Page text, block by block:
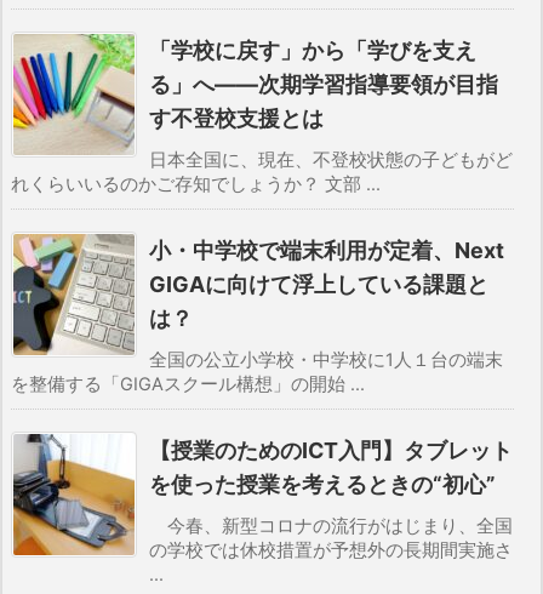
「学校に戻す」から「学びを支え
る」へ――次期学習指導要領が目指
す不登校支援とは
日本全国に、現在、不登校状態の子どもがど
れくらいいるのかご存知でしょうか？ 文部 ...
小・中学校で端末利用が定着、Next
GIGAに向けて浮上している課題と
は？
全国の公立小学校・中学校に1人１台の端末
を整備する「GIGAスクール構想」の開始 ...
【授業のためのICT入門】タブレット
を使った授業を考えるときの“初心”
今春、新型コロナの流行がはじまり、全国
の学校では休校措置が予想外の長期間実施さ
...